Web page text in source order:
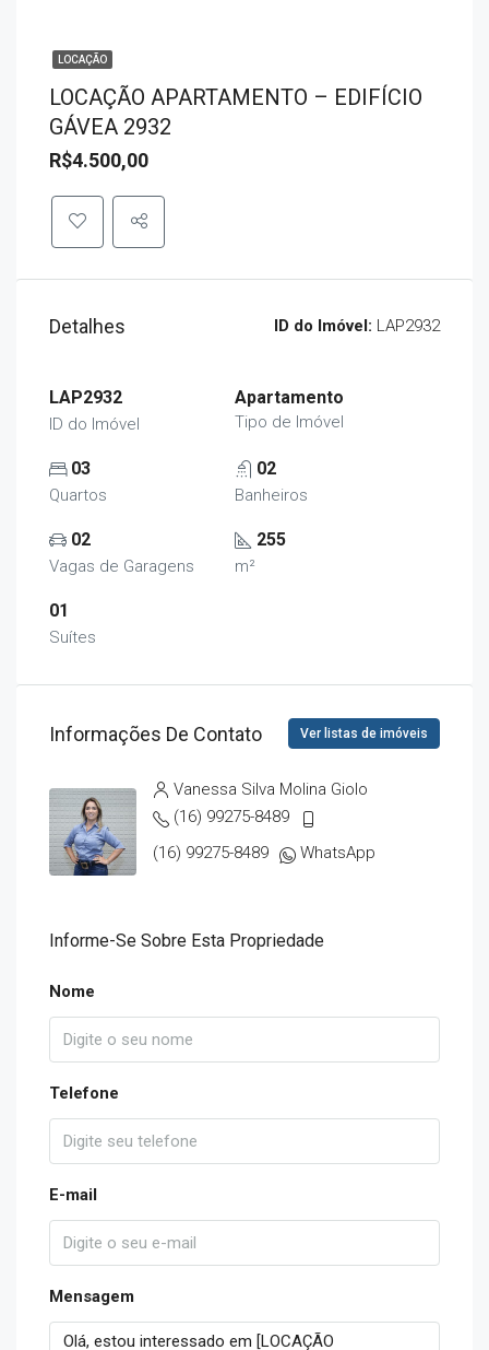
LOCAÇÃO
LOCAÇÃO APARTAMENTO – EDIFÍCIO
GÁVEA 2932
R$4.500,00
Detalhes ID do Imóvel: LAP2932
LAP2932
ID do Imóvel
Apartamento
Tipo de Imóvel
03
Quartos
02
Banheiros
02
Vagas de Garagens
255
m²
01
Suítes
Informações De Contato Ver listas de imóveis
Vanessa Silva Molina Giolo
(16) 99275-8489
(16) 99275-8489
WhatsApp
Informe-Se Sobre Esta Propriedade
Nome
Telefone
E-mail
Mensagem